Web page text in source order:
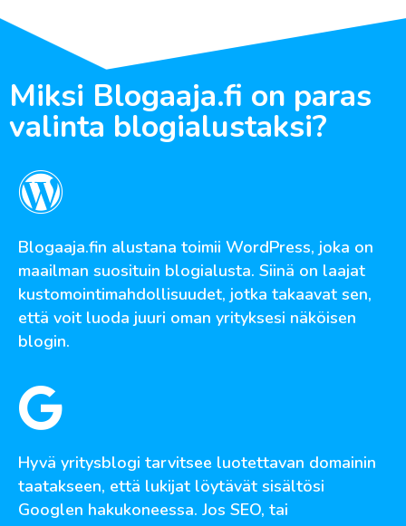
Miksi Blogaaja.fi on paras
valinta blogialustaksi?
Blogaaja.fin alustana toimii WordPress, joka on
maailman suosituin blogialusta. Siinä on laajat
kustomointimahdollisuudet, jotka takaavat sen,
että voit luoda juuri oman yrityksesi näköisen
blogin.
Hyvä yritysblogi tarvitsee luotettavan domainin
taatakseen, että lukijat löytävät sisältösi
Googlen hakukoneessa. Jos SEO, tai